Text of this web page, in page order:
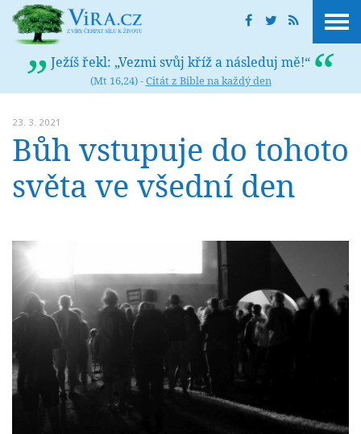
Ježíš řekl: „Vezmi svůj kříž a následuj mě!“
(Mt 16,24) -Citát z Bible na každý den
23. 3. 2021
Bůh vstupuje do tohoto
světa ve všední den